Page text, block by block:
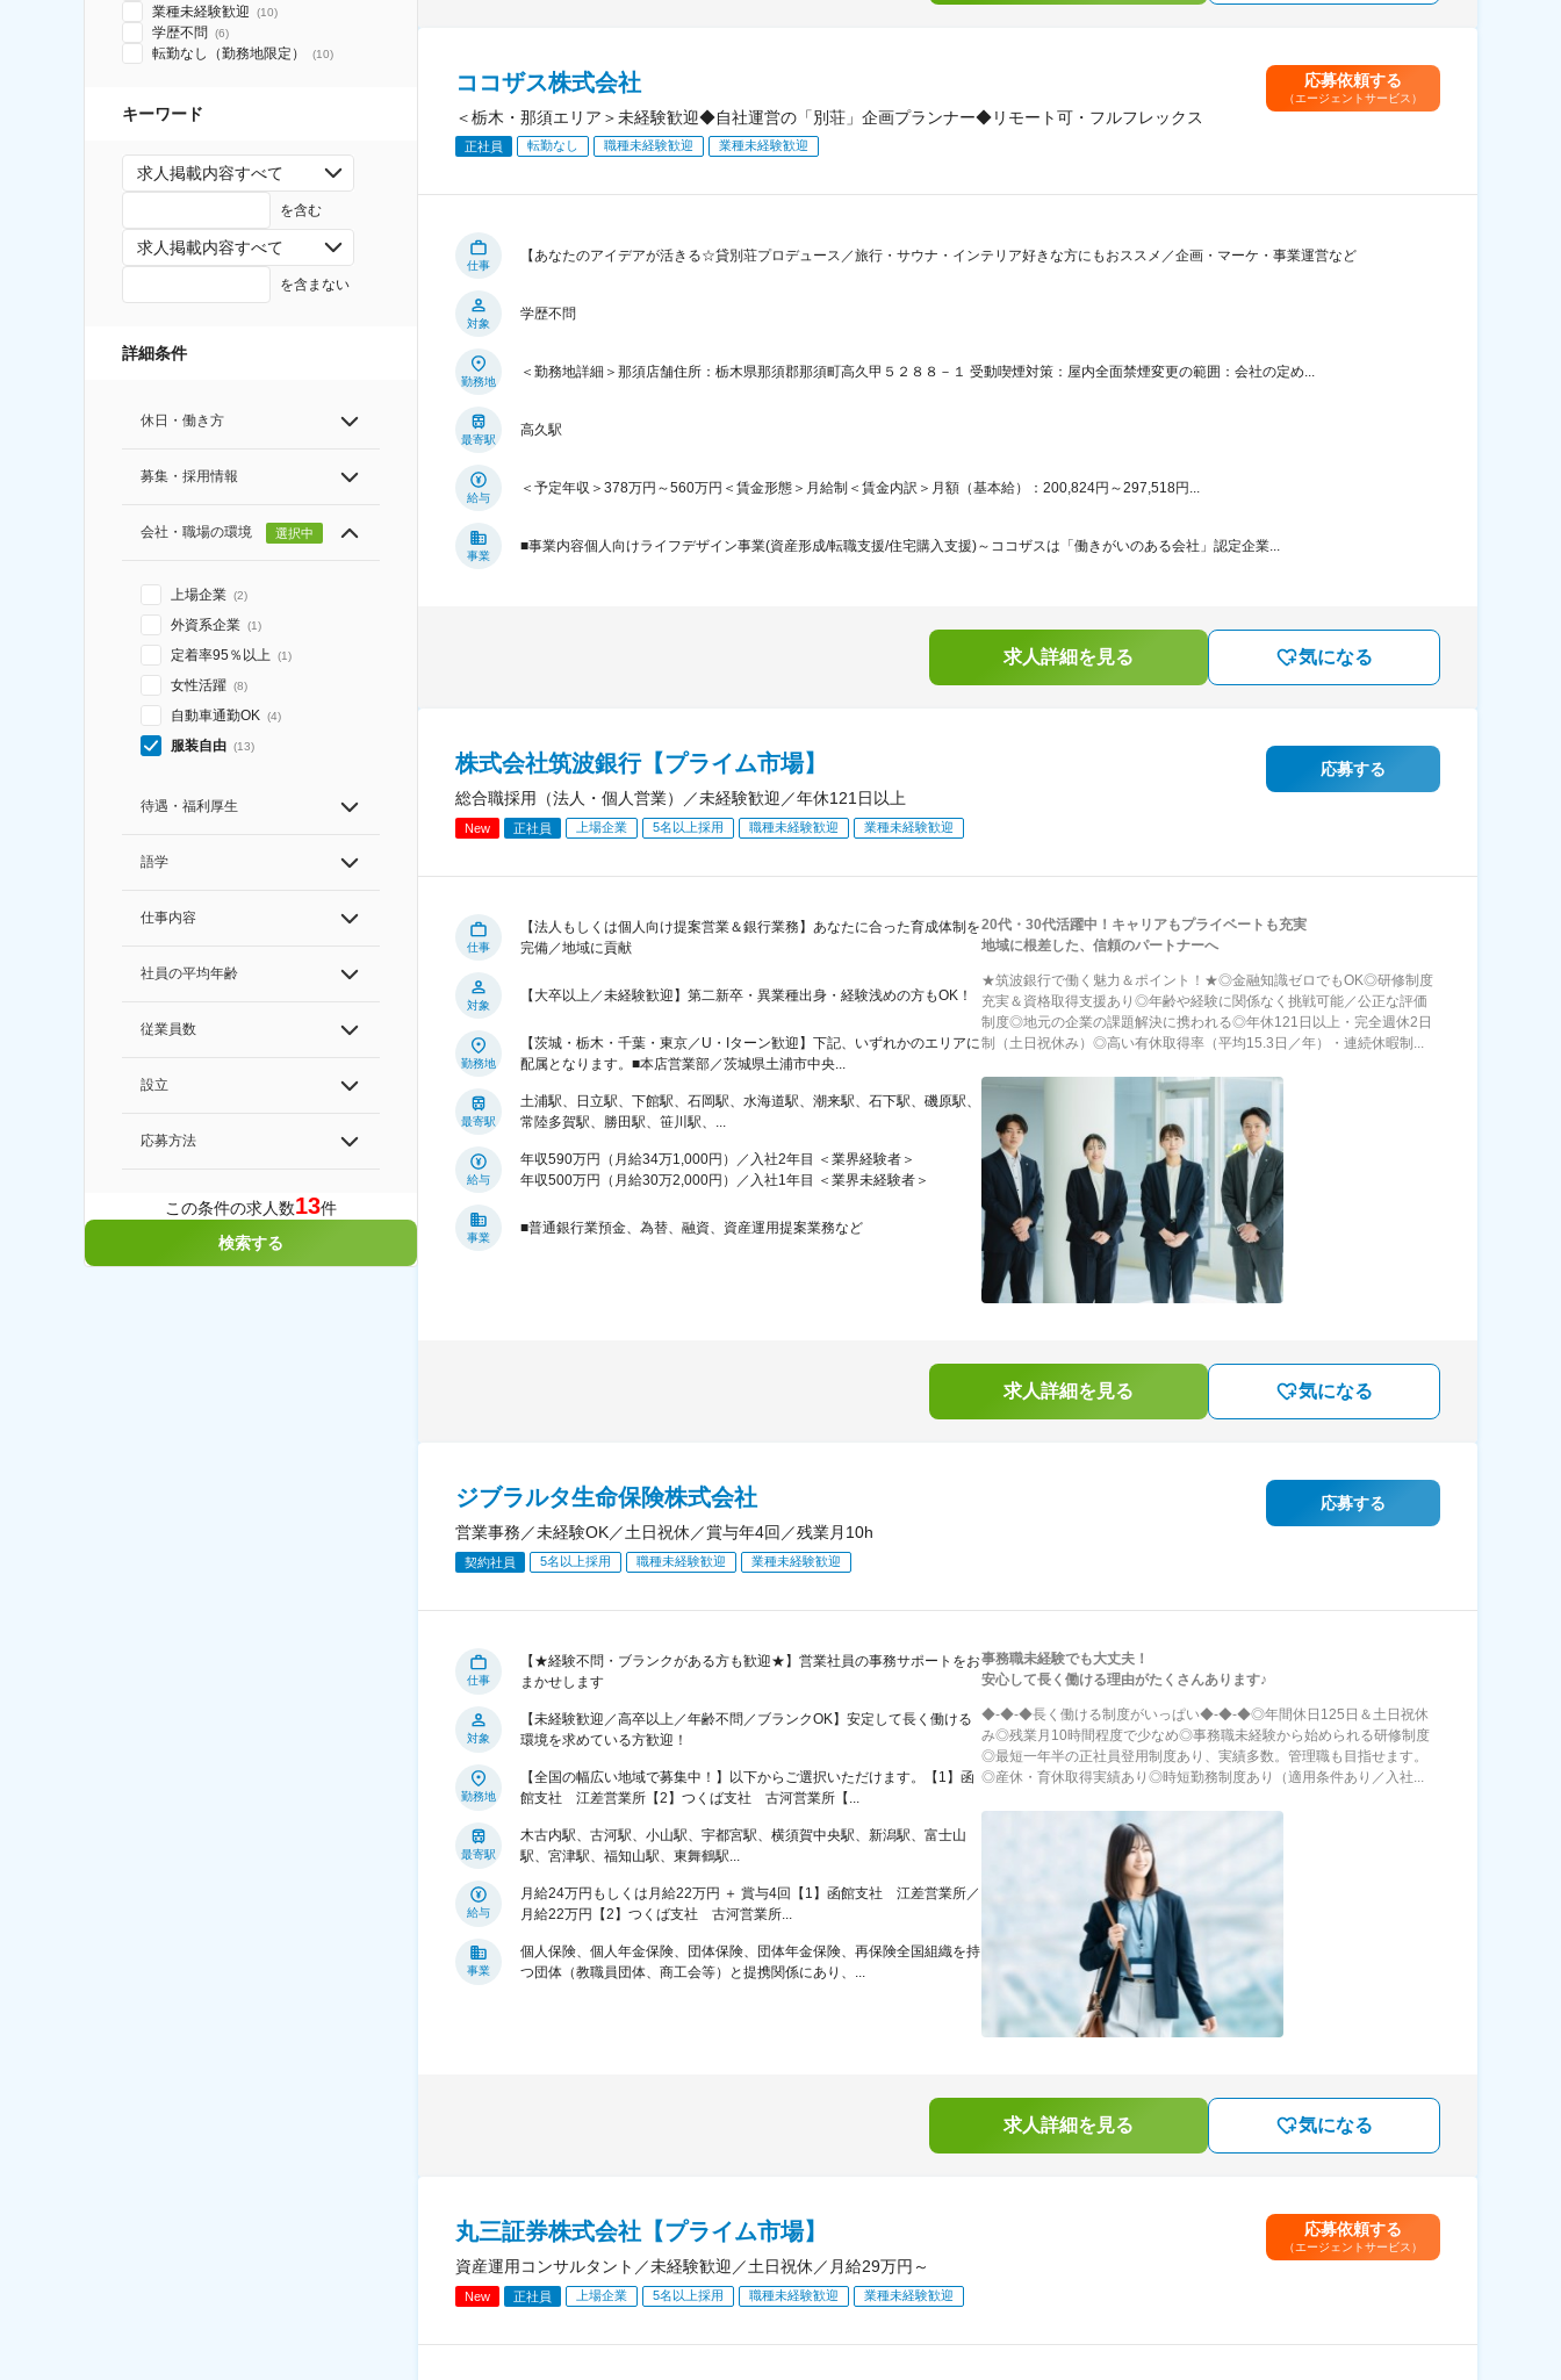
業種未経験歓迎 (10)
学歴不問 (6)
転勤なし（勤務地限定） (10)
キーワード
求人掲載内容すべて
を含む
求人掲載内容すべて
を含まない
詳細条件
休日・働き方
募集・採用情報
会社・職場の環境 選択中
上場企業 (2)
外資系企業 (1)
定着率95％以上 (1)
女性活躍 (8)
自動車通勤OK (4)
服装自由 (13)
待遇・福利厚生
語学
仕事内容
社員の平均年齢
従業員数
設立
応募方法
この条件の求人数13件
検索する
ココザス株式会社
＜栃木・那須エリア＞未経験歓迎◆自社運営の「別荘」企画プランナー◆リモート可・フルフレックス
正社員 転勤なし 職種未経験歓迎 業種未経験歓迎
応募依頼する
（エージェントサービス）
仕事
【あなたのアイデアが活きる☆貸別荘プロデュース／旅行・サウナ・インテリア好きな方にもおススメ／企画・マーケ・事業運営など
対象
学歴不問
勤務地
＜勤務地詳細＞那須店舗住所：栃木県那須郡那須町高久甲５２８８－１ 受動喫煙対策：屋内全面禁煙変更の範囲：会社の定め...
最寄駅
高久駅
給与
＜予定年収＞378万円～560万円＜賃金形態＞月給制＜賃金内訳＞月額（基本給）：200,824円～297,518円...
事業
■事業内容個人向けライフデザイン事業(資産形成/転職支援/住宅購入支援)～ココザスは「働きがいのある会社」認定企業...
求人詳細を見る 気になる
株式会社筑波銀行【プライム市場】
総合職採用（法人・個人営業）／未経験歓迎／年休121日以上
New 正社員 上場企業 5名以上採用 職種未経験歓迎 業種未経験歓迎
応募する
仕事
【法人もしくは個人向け提案営業＆銀行業務】あなたに合った育成体制を
完備／地域に貢献
対象
【大卒以上／未経験歓迎】第二新卒・異業種出身・経験浅めの方もOK！
勤務地
【茨城・栃木・千葉・東京／U・Iターン歓迎】下記、いずれかのエリアに
配属となります。■本店営業部／茨城県土浦市中央...
最寄駅
土浦駅、日立駅、下館駅、石岡駅、水海道駅、潮来駅、石下駅、磯原駅、
常陸多賀駅、勝田駅、笹川駅、...
給与
年収590万円（月給34万1,000円）／入社2年目 ＜業界経験者＞
年収500万円（月給30万2,000円）／入社1年目 ＜業界未経験者＞
事業
■普通銀行業預金、為替、融資、資産運用提案業務など
20代・30代活躍中！キャリアもプライベートも充実
地域に根差した、信頼のパートナーへ
★筑波銀行で働く魅力＆ポイント！★◎金融知識ゼロでもOK◎研修制度
充実＆資格取得支援あり◎年齢や経験に関係なく挑戦可能／公正な評価
制度◎地元の企業の課題解決に携われる◎年休121日以上・完全週休2日
制（土日祝休み）◎高い有休取得率（平均15.3日／年）・連続休暇制...
求人詳細を見る 気になる
ジブラルタ生命保険株式会社
営業事務／未経験OK／土日祝休／賞与年4回／残業月10h
契約社員 5名以上採用 職種未経験歓迎 業種未経験歓迎
応募する
仕事
【★経験不問・ブランクがある方も歓迎★】営業社員の事務サポートをお
まかせします
対象
【未経験歓迎／高卒以上／年齢不問／ブランクOK】安定して長く働ける
環境を求めている方歓迎！
勤務地
【全国の幅広い地域で募集中！】以下からご選択いただけます。【1】函
館支社 江差営業所【2】つくば支社 古河営業所【...
最寄駅
木古内駅、古河駅、小山駅、宇都宮駅、横須賀中央駅、新潟駅、富士山
駅、宮津駅、福知山駅、東舞鶴駅...
給与
月給24万円もしくは月給22万円 ＋ 賞与4回【1】函館支社 江差営業所／
月給22万円【2】つくば支社 古河営業所...
事業
個人保険、個人年金保険、団体保険、団体年金保険、再保険全国組織を持
つ団体（教職員団体、商工会等）と提携関係にあり、...
事務職未経験でも大丈夫！
安心して長く働ける理由がたくさんあります♪
◆-◆-◆長く働ける制度がいっぱい◆-◆-◆◎年間休日125日＆土日祝休
み◎残業月10時間程度で少なめ◎事務職未経験から始められる研修制度
◎最短一年半の正社員登用制度あり、実績多数。管理職も目指せます。
◎産休・育休取得実績あり◎時短勤務制度あり（適用条件あり／入社...
求人詳細を見る 気になる
丸三証券株式会社【プライム市場】
資産運用コンサルタント／未経験歓迎／土日祝休／月給29万円～
New 正社員 上場企業 5名以上採用 職種未経験歓迎 業種未経験歓迎
応募依頼する
（エージェントサービス）